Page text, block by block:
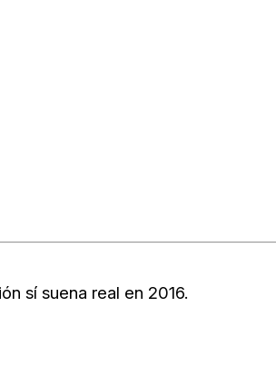
sí suena real en 2016.